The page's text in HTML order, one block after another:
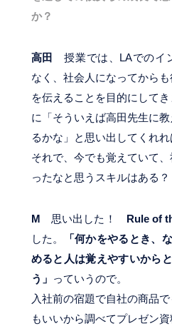
か？
高田授業では、LAでのイ
なく、社会人になってから
を伝えることを目的にして
に「そういえば高田先生に
るかな」と思い出してくれれ
それで、今でも覚えていて
ったなと思うスキルはある？
M 思い出した！ Rule of
した。
「何かをやるとき、
めると人は覚えやすいから
う」 っていうので。
入社前の宿題で自社の商品
もいいから調べてプレゼン